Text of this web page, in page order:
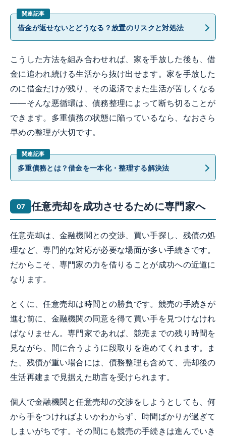
借金が返せないとどうなる？放置のリスクと対処法
こうした方法を組み合わせれば、家を手放した後も、借
金に追われ続ける生活から抜け出せます。家を手放した
のに借金だけが残り、その返済でまた生活が苦しくなる
——そんな悪循環は、債務整理によって断ち切ることが
できます。多重債務の状態に陥っているなら、なおさら
早めの整理が大切です。
多重債務とは？借金を一本化・整理する解決法
任意売却を成功させるために専門家へ
任意売却は、金融機関との交渉、買い手探し、残債の処
理など、専門的な対応が必要な場面が多い手続きです。
だからこそ、専門家の力を借りることが成功への近道に
なります。
とくに、任意売却は時間との勝負です。競売の手続きが
進む前に、金融機関の同意を得て買い手を見つけなけれ
ばなりません。専門家であれば、競売までの残り時間を
見ながら、間に合うように段取りを進めてくれます。ま
た、残債が重い場合には、債務整理も含めて、売却後の
生活再建まで見据えた助言を受けられます。
個人で金融機関と任意売却の交渉をしようとしても、何
から手をつければよいかわからず、時間ばかりが過ぎて
しまいがちです。その間にも競売の手続きは進んでいき